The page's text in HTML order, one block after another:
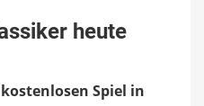
heute
Spiel in